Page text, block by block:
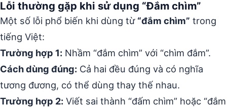
Lỗi thường gặp khi sử dụng “Đắm chìm”
Một số lỗi phổ biến khi dùng từ “đắm chìm” trong
tiếng Việt:
Trường hợp 1: Nhầm “đắm chìm” với “chìm đắm”.
Cách dùng đúng: Cả hai đều đúng và có nghĩa
tương đương, có thể dùng thay thế nhau.
Trường hợp 2: Viết sai thành “đấm chìm” hoặc “đắm